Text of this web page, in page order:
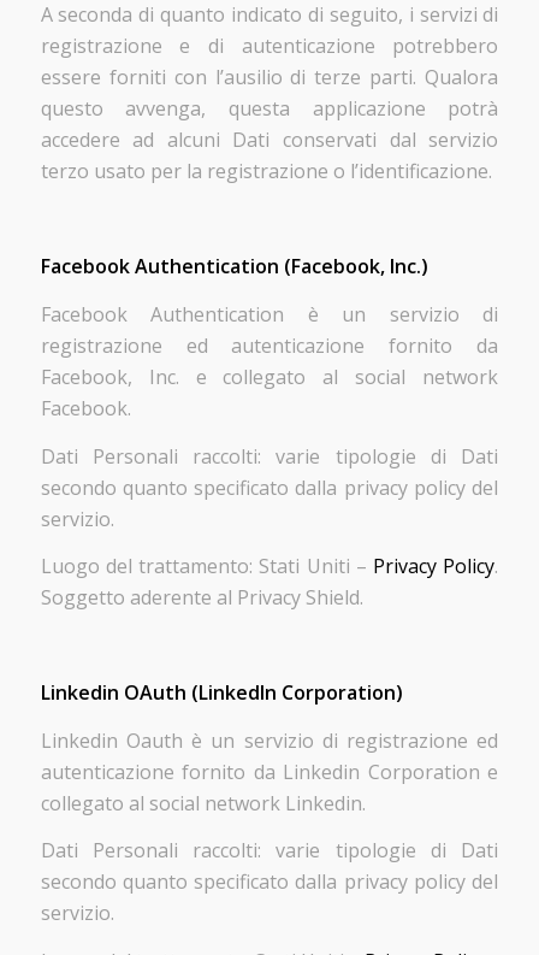
A seconda di quanto indicato di seguito, i servizi di
registrazione e di autenticazione potrebbero
essere forniti con l’ausilio di terze parti. Qualora
questo avvenga, questa applicazione potrà
accedere ad alcuni Dati conservati dal servizio
terzo usato per la registrazione o l’identificazione.
Facebook Authentication (Facebook, Inc.)
Facebook Authentication è un servizio di
registrazione ed autenticazione fornito da
Facebook, Inc. e collegato al social network
Facebook.
Dati Personali raccolti: varie tipologie di Dati
secondo quanto specificato dalla privacy policy del
servizio.
Luogo del trattamento: Stati Uniti – Privacy Policy.
Soggetto aderente al Privacy Shield.
Linkedin OAuth (LinkedIn Corporation)
Linkedin Oauth è un servizio di registrazione ed
autenticazione fornito da Linkedin Corporation e
collegato al social network Linkedin.
Dati Personali raccolti: varie tipologie di Dati
secondo quanto specificato dalla privacy policy del
servizio.